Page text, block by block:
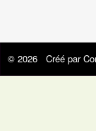
© 2026 Créé par